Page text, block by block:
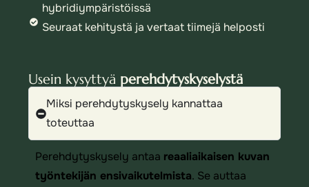
hybridiympäristöissä
Seuraat kehitystä ja vertaat tiimejä helposti
Usein kysyttyä perehdytyskyselystä
Miksi perehdytyskysely kannattaa
toteuttaa
Perehdytyskysely antaa reaaliaikaisen kuvan
työntekijän ensivaikutelmista. Se auttaa